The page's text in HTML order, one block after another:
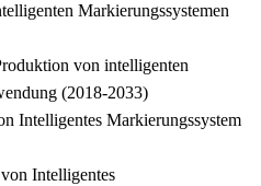
Markierungssystemen
von intelligenten
(2018-2033)
Intelligentes Markierungssystem
Intelligentes